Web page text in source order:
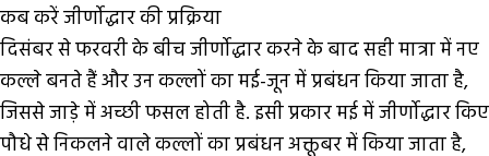
कब करें जीर्णोद्धार की प्रक्रिया
दिसंबर से फरवरी के बीच जीर्णोद्धार करने के बाद सही मात्रा में नए
कल्ले बनते हैं और उन कल्लों का मई-जून में प्रबंधन किया जाता है,
जिससे जाड़े में अच्छी फसल होती है. इसी प्रकार मई में जीर्णोद्धार किए
पौधे से निकलने वाले कल्लों का प्रबंधन अक्तूबर में किया जाता है,